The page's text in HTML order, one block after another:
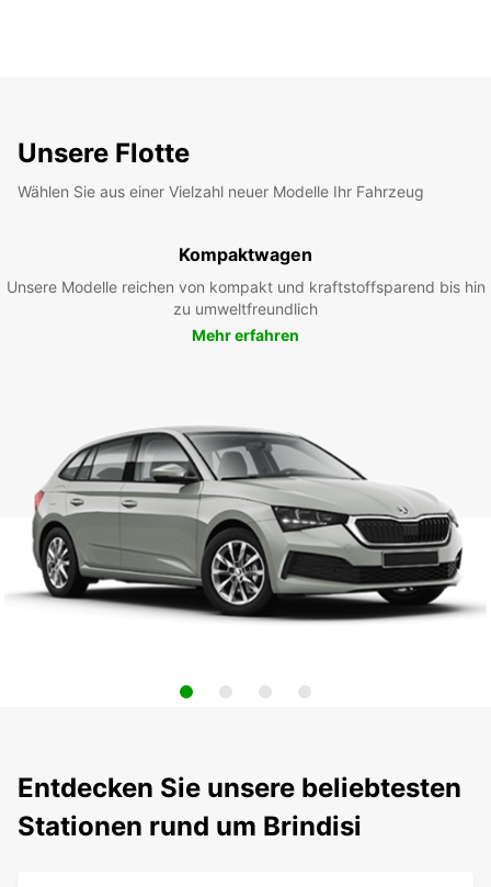
Unsere Flotte
Wählen Sie aus einer Vielzahl neuer Modelle Ihr Fahrzeug
Kompaktwagen
Unsere Modelle reichen von kompakt und kraftstoffsparend bis hin
zu umweltfreundlich
Mehr erfahren
Entdecken Sie unsere beliebtesten
Stationen rund um Brindisi